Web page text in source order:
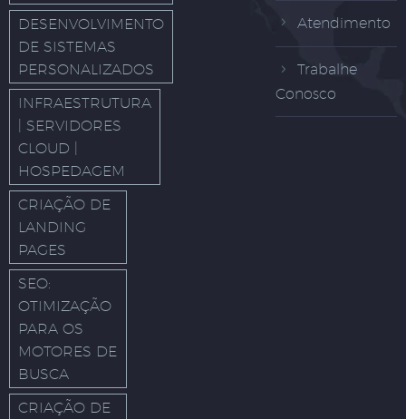
DESENVOLVIMENTO
DE SISTEMAS
PERSONALIZADOS
INFRAESTRUTURA
| SERVIDORES
CLOUD |
HOSPEDAGEM
CRIAÇÃO DE
LANDING
PAGES
SEO:
OTIMIZAÇÃO
PARA OS
MOTORES DE
BUSCA
CRIAÇÃO DE
Atendimento
Trabalhe
Conosco